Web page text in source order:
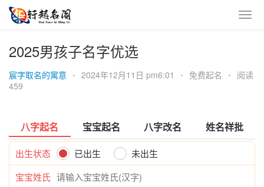
2025男孩子名字优选
宸字取名的寓意 • 2024年12月11日 pm6:01 • 免费起名 • 阅读
459
八字起名 宝宝起名 八字改名 姓名祥批
出生状态 已出生
未出生
宝宝姓氏